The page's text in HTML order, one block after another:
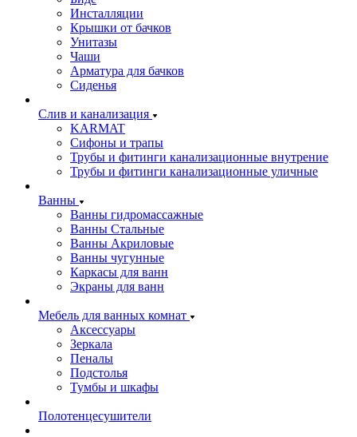
Инсталляции
Крышки от бачков
Унитазы
Чаши
Арматура для бачков
Сиденья
Слив и канализация
KARMAT
Сифоны и трапы
Трубы и фитинги канализационные внутрение
Трубы и фитинги канализационные уличные
Ванны
Ванны гидромассажные
Ванны Стальные
Ванны Акриловые
Ванны чугунные
Каркасы для ванн
Экраны для ванн
Мебель для ванных комнат
Аксессуары
Зеркала
Пеналы
Подстолья
Тумбы и шкафы
Полотенцесушители